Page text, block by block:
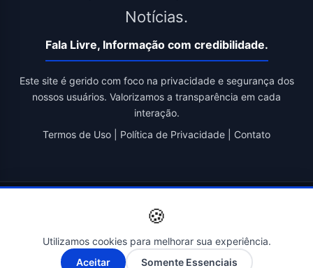
Notícias.
Fala Livre, Informação com credibilidade.
Este site é gerido com foco na privacidade e segurança dos
nossos usuários. Valorizamos a transparência em cada
interação.
Termos de Uso
Política de Privacidade Contato
Novatopnet
A- A+
🍪
Utilizamos cookies para melhorar sua experiência.
Aceitar
Somente Essenciais